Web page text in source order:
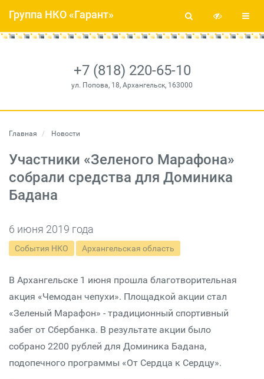
+7 (818) 220-65-10
ул. Попова, 18, Архангельск, 163000
Группа НКО «Гарант»
Главная Новости
Участники «Зеленого Марафона»
собрали средства для Доминика
Бадана
6 июня 2019 года
События НКО Архангельская область
В Архангельске 1 июня прошла благотворительная
акция «Чемодан чепухи». Площадкой акции стал
«Зеленый Марафон» - традиционный спортивный
забег от Сбербанка. В результате акции было
собрано 2200 рублей для Доминика Бадана,
подопечного программы «От Сердца к Сердцу».